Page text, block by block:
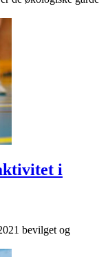
i
bevilget og